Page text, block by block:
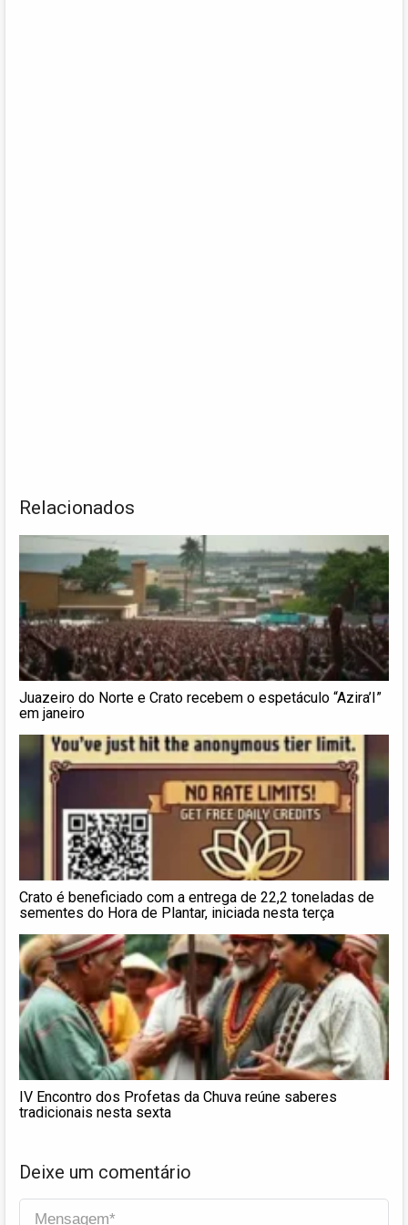
Relacionados
Juazeiro do Norte e Crato recebem o espetáculo “Azira’I”
em janeiro
Crato é beneficiado com a entrega de 22,2 toneladas de
sementes do Hora de Plantar, iniciada nesta terça
IV Encontro dos Profetas da Chuva reúne saberes
tradicionais nesta sexta
Deixe um comentário